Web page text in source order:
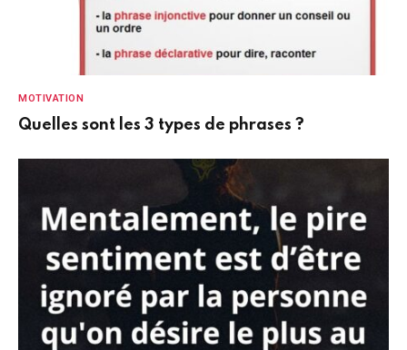
MOTIVATION
Quelles sont les 3 types de phrases ?